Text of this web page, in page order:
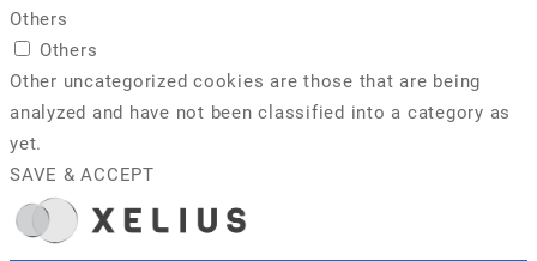
Others
Others
Other uncategorized cookies are those that are being
analyzed and have not been classified into a category as
yet.
SAVE & ACCEPT